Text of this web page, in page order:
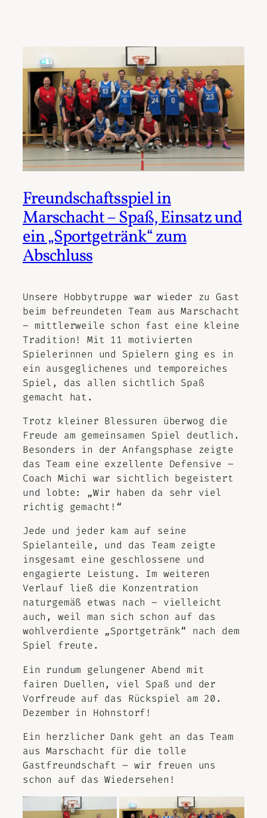
Freundschaftsspiel in
Marschacht – Spaß, Einsatz und
ein „Sportgetränk“ zum
Abschluss
Unsere Hobbytruppe war wieder zu Gast
beim befreundeten Team aus Marschacht
– mittlerweile schon fast eine kleine
Tradition! Mit 11 motivierten
Spielerinnen und Spielern ging es in
ein ausgeglichenes und temporeiches
Spiel, das allen sichtlich Spaß
gemacht hat.
Trotz kleiner Blessuren überwog die
Freude am gemeinsamen Spiel deutlich.
Besonders in der Anfangsphase zeigte
das Team eine exzellente Defensive –
Coach Michi war sichtlich begeistert
und lobte: „Wir haben da sehr viel
richtig gemacht!“
Jede und jeder kam auf seine
Spielanteile, und das Team zeigte
insgesamt eine geschlossene und
engagierte Leistung. Im weiteren
Verlauf ließ die Konzentration
naturgemäß etwas nach – vielleicht
auch, weil man sich schon auf das
wohlverdiente „Sportgetränk“ nach dem
Spiel freute.
Ein rundum gelungener Abend mit
fairen Duellen, viel Spaß und der
Vorfreude auf das Rückspiel am 20.
Dezember in Hohnstorf!
Ein herzlicher Dank geht an das Team
aus Marschacht für die tolle
Gastfreundschaft – wir freuen uns
schon auf das Wiedersehen!